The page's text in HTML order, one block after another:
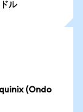
ル
(Ondo